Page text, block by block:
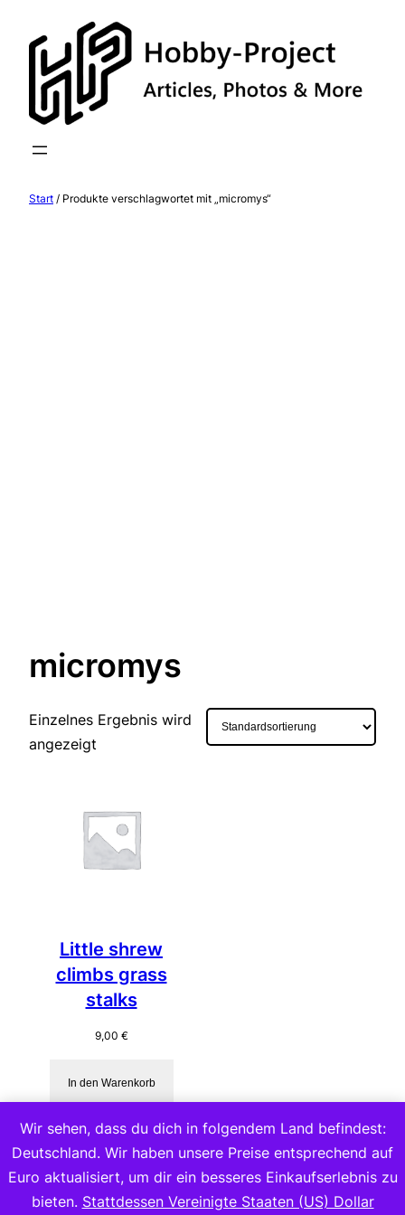
Inhalt
springen
Start / Produkte verschlagwortet mit „micromys“
micromys
Einzelnes Ergebnis wird
angezeigt
Little shrew
climbs grass
stalks
9,00 €
In den Warenkorb
Copyright 2023
Wir sehen, dass du dich in folgendem Land befindest:
Deutschland. Wir haben unsere Preise entsprechend auf
Euro aktualisiert, um dir ein besseres Einkaufserlebnis zu
bieten. Stattdessen Vereinigte Staaten (US) Dollar